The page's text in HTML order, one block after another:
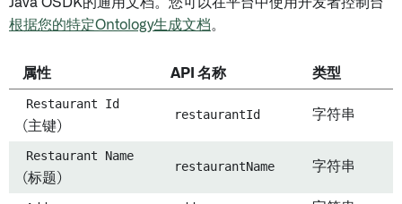
根据您的特定Ontology生成文档。
属性 API 名称 类型
Restaurant Id
(主键)
restaurantId 字符串
Restaurant Name
(标题)
restaurantName 字符串